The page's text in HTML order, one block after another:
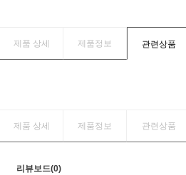
제품 상세 제품정보 관련상품
제품 상세 제품정보 관련상품
리뷰보드(0)